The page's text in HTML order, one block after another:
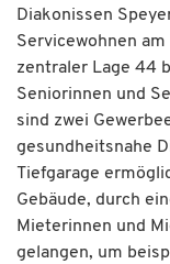
Diakonissen
Servicewohnen
zentraler Lage 44
Seniorinnen und
sind zwei
gesundheitsnahe
Tiefgarage
Gebäude, durch
Mieterinnen und
gelangen, um